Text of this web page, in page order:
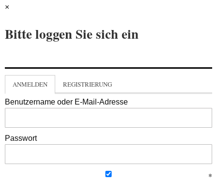
×
Bitte loggen Sie sich ein
ANMELDEN REGISTRIERUNG
Benutzername oder E-Mail-Adresse
Passwort